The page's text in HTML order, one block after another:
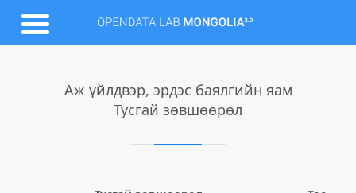
Аж үйлдвэр, эрдэс баялгийн яам
Тусгай зөвшөөрөл